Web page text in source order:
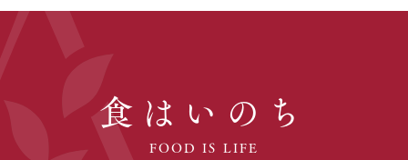
食はいのち
FOOD IS LIFE